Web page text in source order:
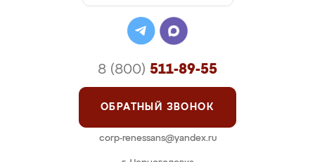
8 (800) 511-89-55
ОБРАТНЫЙ ЗВОНОК
corp-renessans@yandex.ru